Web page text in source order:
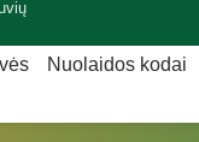
Nuolaidos kodai